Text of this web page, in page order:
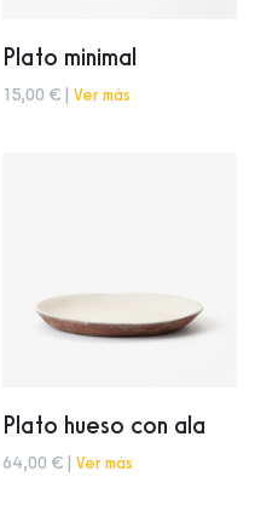
Plato minimal
15,00 € | Ver más
Plato hueso con ala
64,00 € | Ver más